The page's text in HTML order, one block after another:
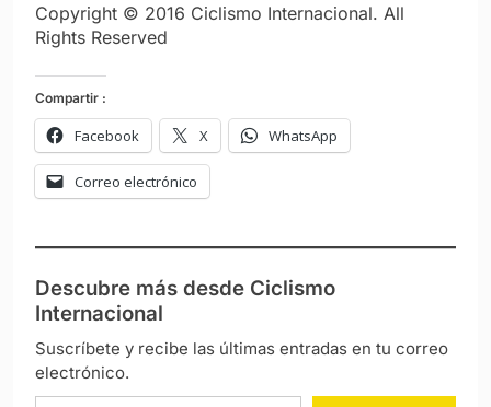
Copyright © 2016 Ciclismo Internacional. All
Rights Reserved
Compartir :
Facebook X WhatsApp
Correo electrónico
Descubre más desde Ciclismo
Internacional
Suscríbete y recibe las últimas entradas en tu correo
electrónico.
Escribe tu correo electrónico…